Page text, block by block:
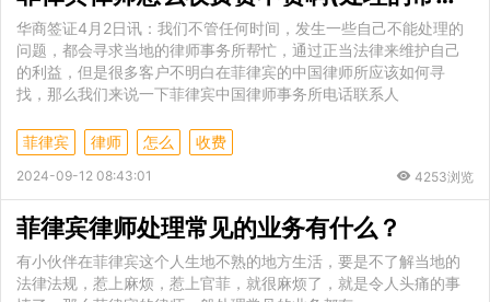
华商签证4月2日讯：我们不管任何时间，发生一些自己不能处理的
问题，都会寻求当地的律师事务所帮忙，通过正当法律来维护自己
的利益，但是很多客户不明白在菲律宾的中国律师所应该如何寻
找，那么我们来说一下菲律宾中国律师事务所电话联系人
菲律宾 律师 怎么 收费
2024-09-12 08:43:01 4253浏览
菲律宾律师处理常见的业务有什么？
有小伙伴在菲律宾这个人生地不熟的地方生活，要是不了解当地的
法律法规，惹上麻烦，惹上官菲，就很麻烦了，就是令人头痛的事